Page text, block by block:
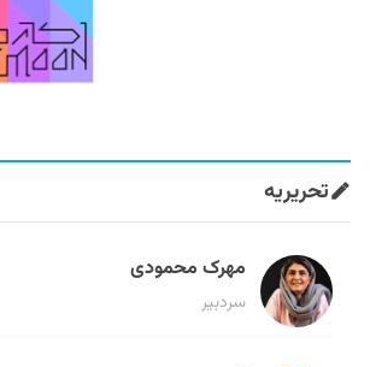
تحریریه
مهرک محمودی
سردبیر